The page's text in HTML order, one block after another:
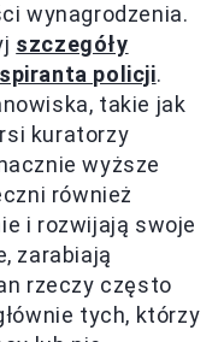
wynagrodzenia.
szczegóły
policji.
takie jak
kuratorzy
wyższe
również
i rozwijają swoje
zarabiają
rzeczy często
tych, którzy